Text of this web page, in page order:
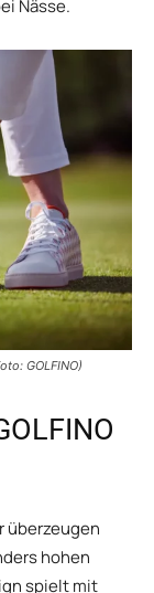
Nässe.
GOLFINO)
überzeugen
hohen
spielt mit